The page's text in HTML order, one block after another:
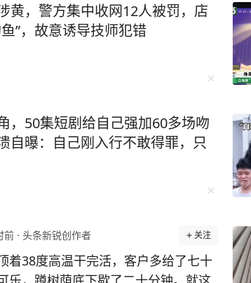
黄，警方集中收网12人被罚，店
”，故意诱导技师犯错
，50集短剧给自己强加60多场吻
自曝：自己刚入行不敢得罪，只
前 · 头条新锐创作者 关注
着38度高温干完活，客户多给了七十